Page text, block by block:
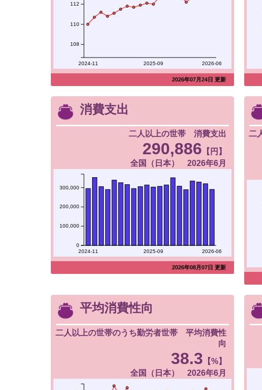
2024-11 2025-09 2026-06
108
110
112
2026年07月24日 更新
消費支出
二人以上の世帯 消費支出
290,886 【円】
全国（日本） 2026年6月
2024-11 2025-09 2026-06
0
100,000
200,000
300,000
2026年08月07日 更新
二
平均消費性向
二人以上の世帯のうち勤労者世帯 平均消費性
向
38.3 【%】
全国（日本） 2026年6月